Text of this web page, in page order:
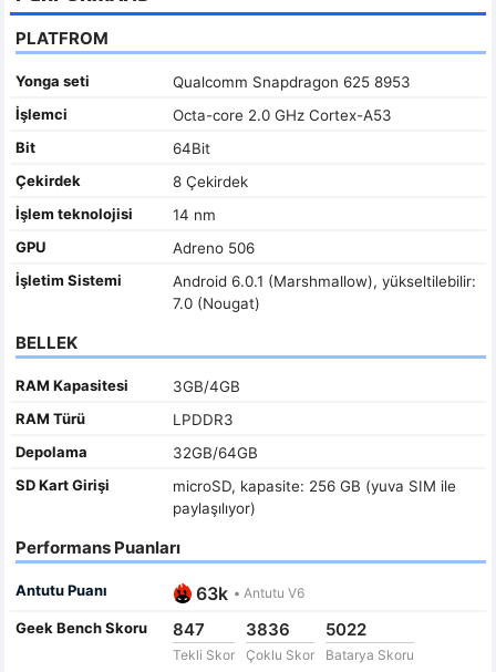
PLATFROM
Yonga seti
Qualcomm Snapdragon 625 8953
İşlemci
Octa-core 2.0 GHz Cortex-A53
Bit
64Bit
Çekirdek
8 Çekirdek
İşlem teknolojisi
14 nm
GPU
Adreno 506
İşletim Sistemi
Android 6.0.1 (Marshmallow), yükseltilebilir:
7.0 (Nougat)
BELLEK
RAM Kapasitesi
3GB/4GB
RAM Türü
LPDDR3
Depolama
32GB/64GB
SD Kart Girişi
microSD, kapasite: 256 GB (yuva SIM ile
paylaşılıyor)
Performans Puanları
Antutu Puanı 63k • Antutu V6
Geek Bench Skoru 847
Tekli Skor
3836
Çoklu Skor
5022
Batarya Skoru